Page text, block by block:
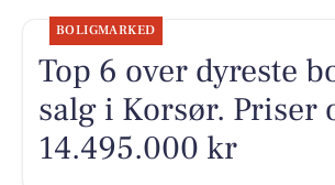
BOLIGMARKED
Top 6 over dyreste
salg i Korsør. Priser
14.495.000 kr